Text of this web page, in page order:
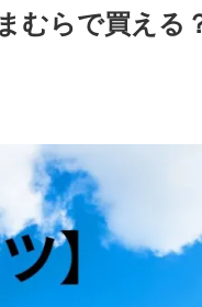
むらで買える